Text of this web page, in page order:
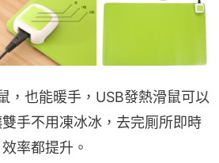
，也能暖手，USB發熱滑鼠可以
手不用凍冰冰，去完厠所即時
率都提升。